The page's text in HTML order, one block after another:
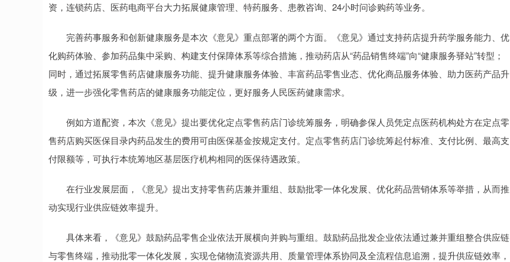
资，连锁药店、医药电商平台大力拓展健康管理、特药服务、患教咨询、24小时问诊购药等业务。
完善药事服务和创新健康服务是本次《意见》重点部署的两个方面。《意见》通过支持药店提升药学服务能力、优
化购药体验、参加药品集中采购、构建支付保障体系等综合措施，推动药店从“药品销售终端”向“健康服务驿站”转型；
同时，通过拓展零售药店健康服务功能、提升健康服务体验、丰富药品零售业态、优化商品服务体验、助力医药产品升
级，进一步强化零售药店的健康服务功能定位，更好服务人民医药健康需求。
例如方道配资，本次《意见》提出要优化定点零售药店门诊统筹服务，明确参保人员凭定点医药机构处方在定点零
售药店购买医保目录内药品发生的费用可由医保基金按规定支付。定点零售药店门诊统筹起付标准、支付比例、最高支
付限额等，可执行本统筹地区基层医疗机构相同的医保待遇政策。
在行业发展层面，《意见》提出支持零售药店兼并重组、鼓励批零一体化发展、优化药品营销体系等举措，从而推
动实现行业供应链效率提升。
具体来看，《意见》鼓励药品零售企业依法开展横向并购与重组。鼓励药品批发企业依法通过兼并重组整合供应链
与零售终端，推动批零一体化发展，实现仓储物流资源共用、质量管理体系协同及全流程信息追溯，提升供应链效率，